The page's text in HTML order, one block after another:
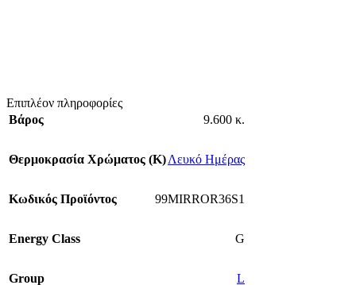
Επιπλέον πληροφορίες
Βάρος
9.600 κ.
Θερμοκρασία Χρώματος (Κ)Λευκό Ημέρας
Κωδικός Προϊόντος 99MIRROR36S1
Energy Class G
Group
L